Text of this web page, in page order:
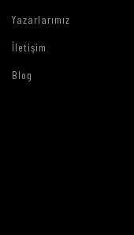
Yazarlarımız
İletişim
Blog